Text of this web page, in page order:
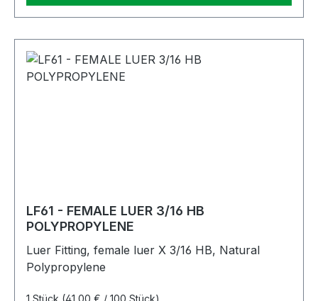
LF61 - FEMALE LUER 3/16 HB
POLYPROPYLENE
Luer Fitting, female luer X 3/16 HB, Natural
Polypropylene